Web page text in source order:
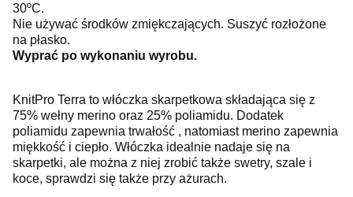
30ºC.
Nie używać środków zmiękczających. Suszyć rozłożone
na płasko.
Wyprać po wykonaniu wyrobu.
KnitPro Terra to włóczka skarpetkowa składająca się z
75% wełny merino oraz 25% poliamidu. Dodatek
poliamidu zapewnia trwałość , natomiast merino zapewnia
miękkość i ciepło. Włóczka idealnie nadaje się na
skarpetki, ale można z niej zrobić także swetry, szale i
koce, sprawdzi się także przy ażurach.